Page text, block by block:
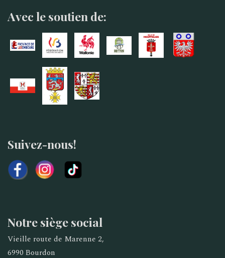
Avec le soutien de:
Suivez-nous!
Notre siège social
Vieille route de Marenne 2,
6990 Bourdon